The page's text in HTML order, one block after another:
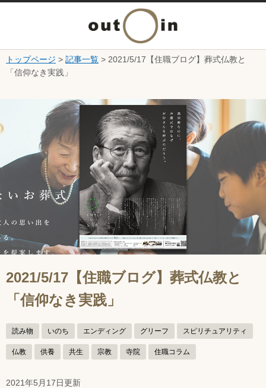
本文へ
ニ
ュ
開
く
トップページ > 記事一覧 > 2021/5/17【住職ブログ】葬式仏教と
「信仰なき実践」
2021/5/17【住職ブログ】葬式仏教と
「信仰なき実践」
読み物 いのち エンディング グリーフ スピリチュアリティ
仏教 供養 共生 宗教 寺院 住職コラム
2021年5月17日更新